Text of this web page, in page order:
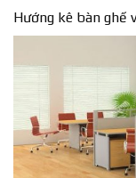
Hướng kê bàn ghế